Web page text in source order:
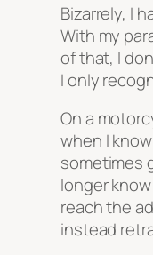
Bizarrely, I
With my
of that, I
I only
On a
when I
sometimes
longer
reach the
instead